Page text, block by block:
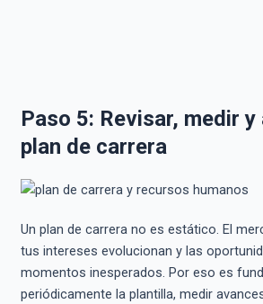
Paso 5: Revisar, medir
plan de carrera
Un plan de carrera no es estático. El
tus intereses evolucionan y las
momentos inesperados. Por eso es
periódicamente la plantilla, medir